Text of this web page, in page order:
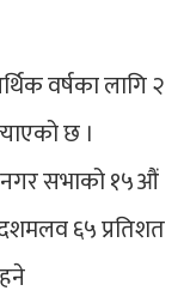
वर्षका लागि २
छ ।
नगर सभाको १५औं
६५ प्रतिशत